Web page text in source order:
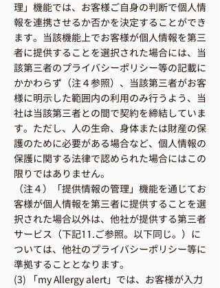
理」機能では、お客様ご自身の判断で個人情
報を連携させるか否かを決定することができ
ます。当該機能上でお客様が個人情報を第三
者に提供することを選択された場合には、当
該第三者のプライバシーポリシー等の記載に
かかわらず（注４参照）、当該第三者がお客
様に明示した範囲内の利用のみ行うよう、当
社は当該第三者との間で契約を締結していま
す。ただし、人の生命、身体または財産の保
護のために必要がある場合など、個人情報の
保護に関する法律で認められた場合にはこの
限りではありません。
（注４）「提供情報の管理」機能を通じてお
客様が個人情報を第三者に提供することを選
択された場合以外は、他社が提供する第三者
サービス（下記11.ご参照。以下同じ。）に
ついては、他社のプライバシーポリシー等に
準拠することとなります。
(3) 「my Allergy alert」では、お客様が入力